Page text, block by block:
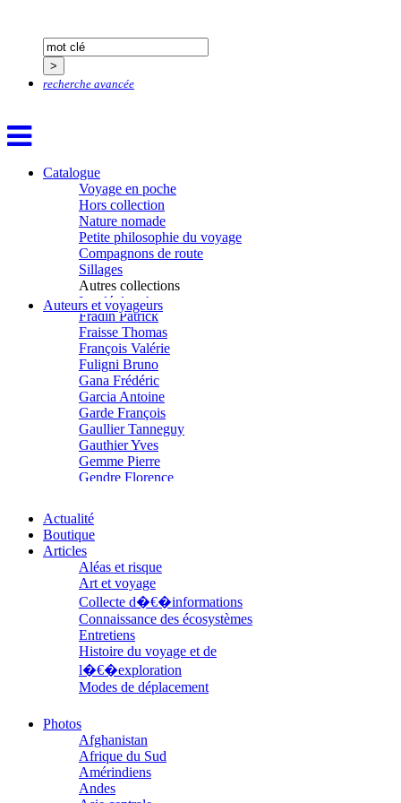
recherche avancée
Catalogue
Voyage en poche
Hors collection
Nature nomade
Petite philosophie du voyage
Compagnons de route
Sillages
Autres collections
La clé des champs
Chemins d’étoiles
Visions
Auteurs et voyageurs
Delloye Bernard
Delloye Mélanie
Desprez Élise
Dugast Stéphane
Dunbar Géraldine
Edwards Richard
Figueras Raymond
Fisset Émeric
Fisset Christine
FitzGerald Edward
Fontaine Benoît
Foucard Marie
Fradin Patrick
Fraisse Thomas
François Valérie
Fuligni Bruno
Gana Frédéric
Garcia Antoine
Garde François
Gaullier Tanneguy
Gauthier Yves
Gemme Pierre
Gendre Florence
Gilbert Frédéric
Giry Julien
Goisque Thomas
Grange Florent
Gras Cédric
Griette Olivier
Guéguéniat Jean-Yves
Guerrier Gérard
Guillemot Agnès
Guillotel Pierre-Antoine
Guyon Élizabeth
Haegy Jean-Marie
Halluin Bruno d’
Hardivilliers Albéric d’
Harvey James
Heimburger Mario
Hervouët Tifenn
Houdaille Christophe
Actualité
Boutique
Articles
Aléas et risque
Art et voyage
Collecte d�€�informations
Connaissance des écosystèmes
Entretiens
Histoire du voyage et de
l�€�exploration
Modes de déplacement
Parcours choisis
Patrimoine
Petite ethnographie
Portraits
Questions de survie
Réflexions
Photos
Afghanistan
Afrique du Sud
Amérindiens
Andes